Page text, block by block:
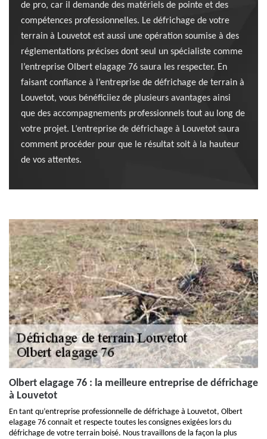
de pro, car il demande des matériels de pointe et des
compétences professionnelles. Le défrichage de votre
terrain à Louvetot est aussi une opération soumise à des
réglementations précises dont seul un spécialiste comme
l’entreprise Olbert elagage 76 saura les respecter. En
faisant confiance à l’entreprise de défrichage de terrain à
Louvetot, vous bénéficiiez de plusieurs avantages ainsi
que des accompagnements professionnels tout au long de
votre projet. L’entreprise de défrichage à Louvetot saura
comment procéder pour que le résultat soit à la hauteur
de vos attentes.
Olbert elagage 76 : la meilleure entreprise de défrichage
à Louvetot
En tant qu’entreprise professionnelle de défrichage à Louvetot, Olbert
elagage 76 connait et respecte toutes les consignes exigées lors du
défrichage de votre terrain boisé. Nous travaillons de la façon la plus